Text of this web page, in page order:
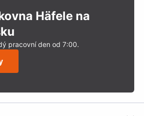
Häfele na
pracovní den od 7:00.